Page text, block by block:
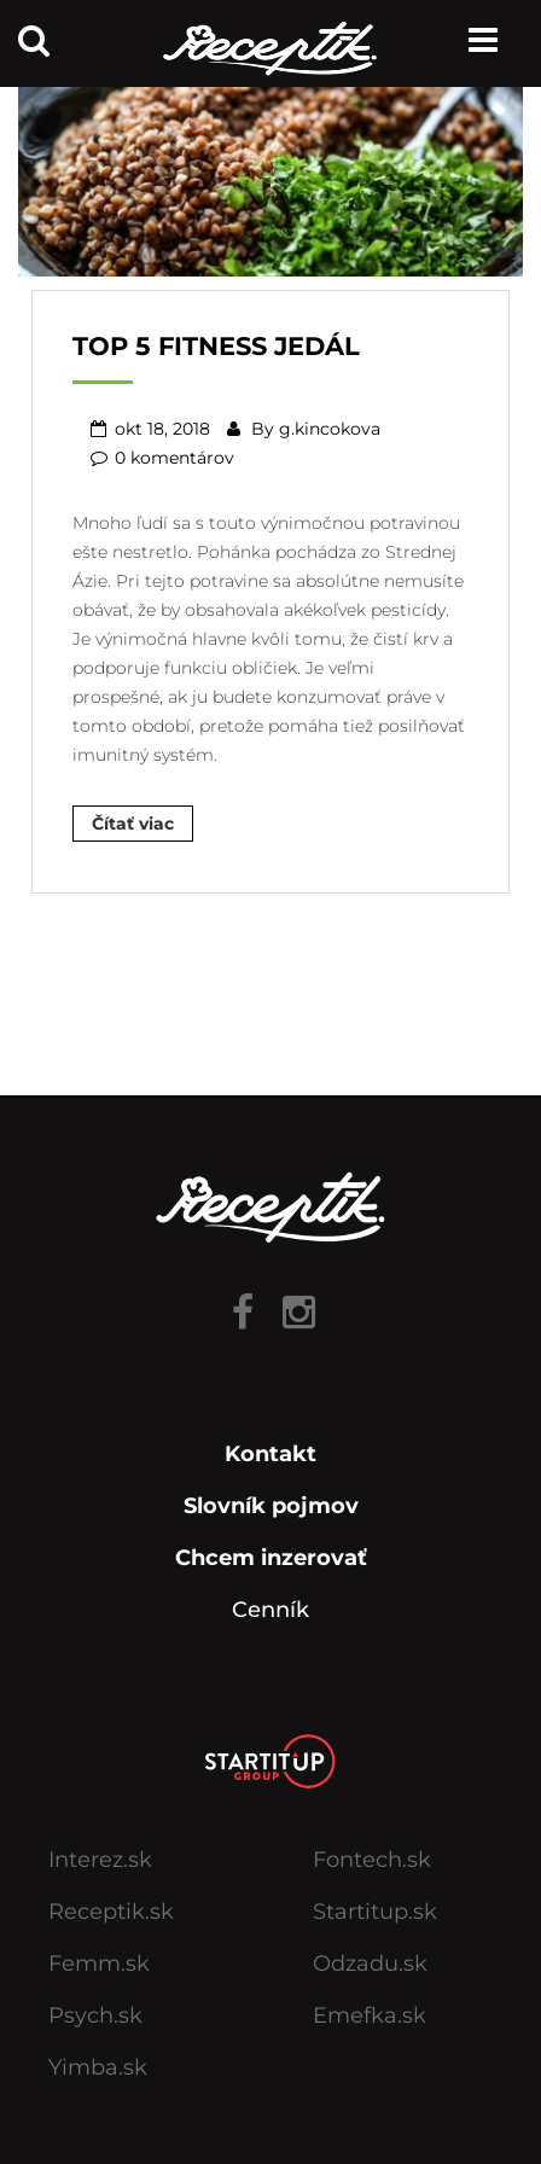
TOP 5 FITNESS JEDÁL
okt 18, 2018 By g.kincokova
0 komentárov
Mnoho ľudí sa s touto výnimočnou potravinou
ešte nestretlo. Pohánka pochádza zo Strednej
Ázie. Pri tejto potravine sa absolútne nemusíte
obávať, že by obsahovala akékoľvek pesticídy.
Je výnimočná hlavne kvôli tomu, že čistí krv a
podporuje funkciu obličiek. Je veľmi
prospešné, ak ju budete konzumovať práve v
tomto období, pretože pomáha tiež posilňovať
imunitný systém.
Čítať viac
Kontakt
Slovník pojmov
Chcem inzerovať
Cenník
Interez.sk
Receptik.sk
Femm.sk
Psych.sk
Yimba.sk
Fontech.sk
Startitup.sk
Odzadu.sk
Emefka.sk